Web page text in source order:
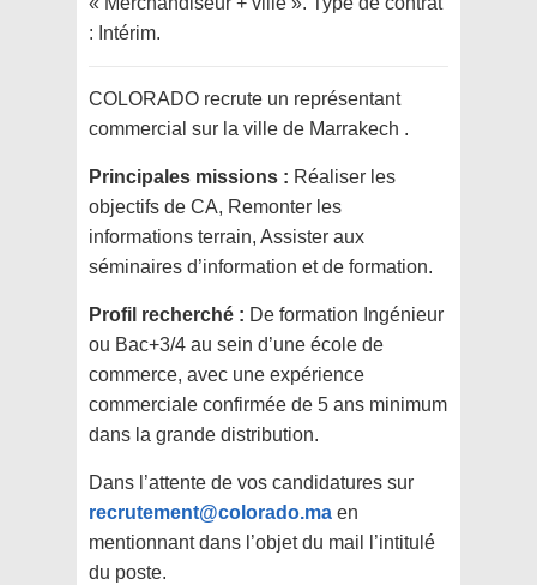
: Intérim.
COLORADO recrute un représentant
commercial sur la ville de Marrakech .
Principales missions : Réaliser les
objectifs de CA, Remonter les
informations terrain, Assister aux
séminaires d’information et de formation.
Profil recherché : De formation Ingénieur
ou Bac+3/4 au sein d’une école de
commerce, avec une expérience
commerciale confirmée de 5 ans minimum
dans la grande distribution.
Dans l’attente de vos candidatures sur
recrutement@colorado.ma en
mentionnant dans l’objet du mail l’intitulé
du poste.